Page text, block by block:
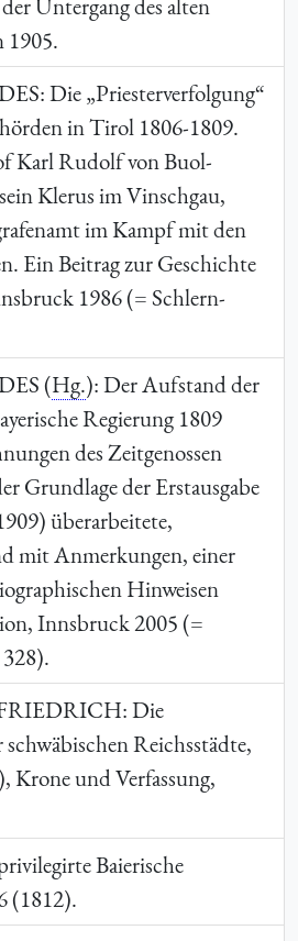
1905.
: Die „Priesterverfolgung“
in Tirol 1806-1809.
Karl Rudolf von Buol-
Klerus im Vinschgau,
im Kampf mit den
Ein Beitrag zur Geschichte
1986 (= Schlern-
(Hg.): Der Aufstand der
Regierung 1809
des Zeitgenossen
Grundlage der Erstausgabe
überarbeitete,
mit Anmerkungen, einer
Hinweisen
Innsbruck 2005 (=
: Die
Reichsstädte,
), Krone und Verfassung,
Baierische
(1812).